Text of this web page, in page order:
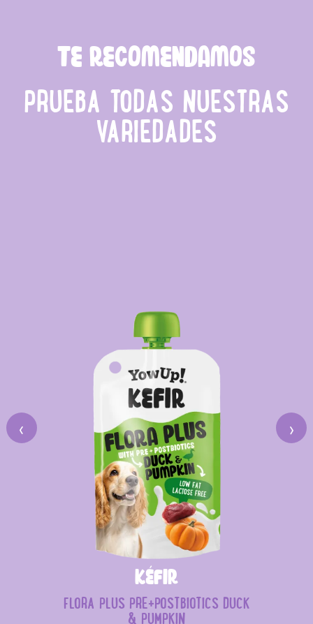
TE RECOMENDAMOS
PRUEBA TODAS NUESTRAS
VARIEDADES
‹
Kéfir
FLORA PLUS PRE+POSTBIOTICS DUCK
& PUMPKIN
›